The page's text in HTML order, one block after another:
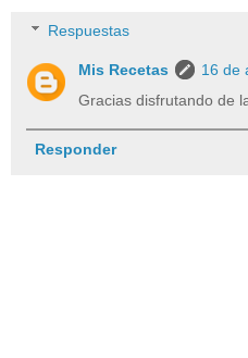
Respuestas
Mis Recetas
16 de
Gracias disfrutando de
Responder